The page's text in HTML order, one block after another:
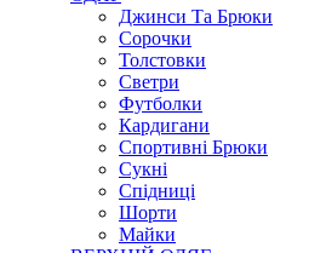
Джинси Та Брюки
Сорочки
Толстовки
Светри
Футболки
Кардигани
Спортивні Брюки
Сукні
Спідниці
Шорти
Майки